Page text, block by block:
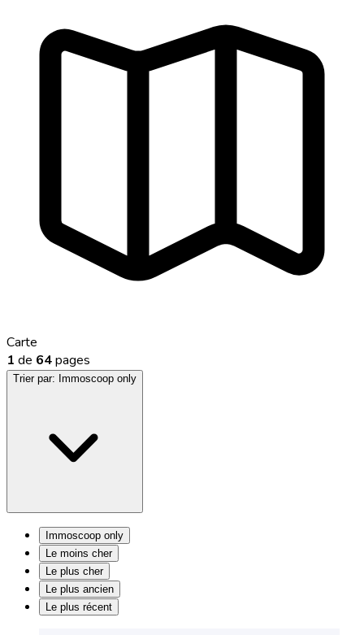
Carte
1 de 64pages
Trier par: Immoscoop only
Immoscoop only
Le moins cher
Le plus cher
Le plus ancien
Le plus récent